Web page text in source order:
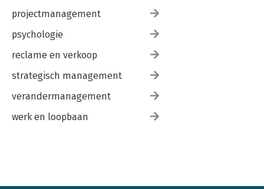
projectmanagement
psychologie
reclame en verkoop
strategisch management
verandermanagement
werk en loopbaan